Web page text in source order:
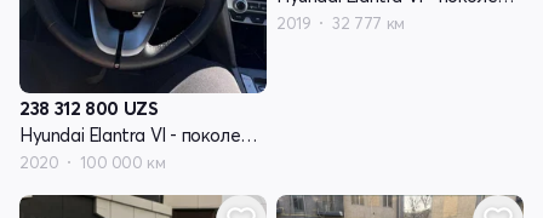
238 312 800 UZS
Hyundai Elantra VI - поколение рестайлинг (AD)
2020 100 000 км
2019 32 777 км